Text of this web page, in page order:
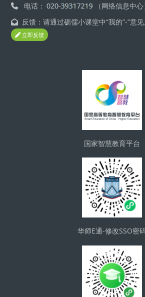
电话：
（网络信息中心
反馈：请通过砺儒小课堂中“我的”-“意见
立即反馈
国家智慧教育平台
华师E通-修改SSO密